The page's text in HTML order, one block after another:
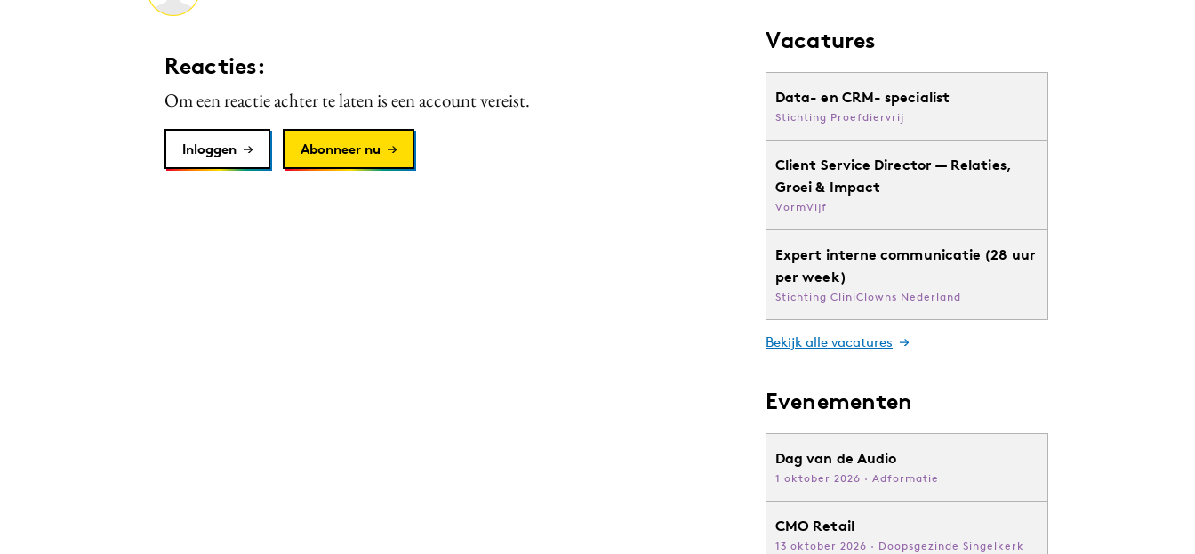
Reacties:
Om een reactie achter te laten is een account vereist.
Inloggen Abonneer nu
Vacatures
Data- en CRM- specialist
Stichting Proefdiervrij
Client Service Director — Relaties,
Groei & Impact
VormVijf
Expert interne communicatie (28 uur
per week)
Stichting CliniClowns Nederland
Bekijk alle vacatures
Evenementen
Dag van de Audio
1 oktober 2026 · Adformatie
CMO Retail
13 oktober 2026 · Doopsgezinde Singelkerk